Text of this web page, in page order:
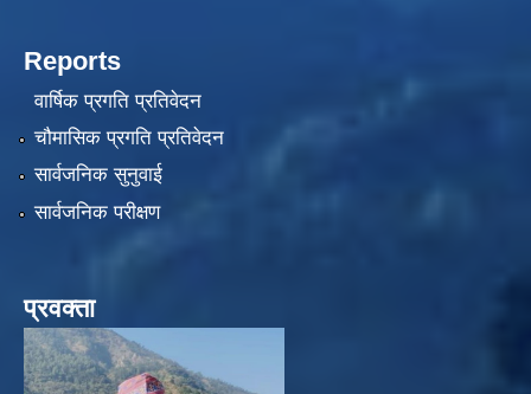
Reports
वार्षिक प्रगति प्रतिवेदन
चौमासिक प्रगति प्रतिवेदन
सार्वजनिक सुनुवाई
सार्वजनिक परीक्षण
प्रवक्ता